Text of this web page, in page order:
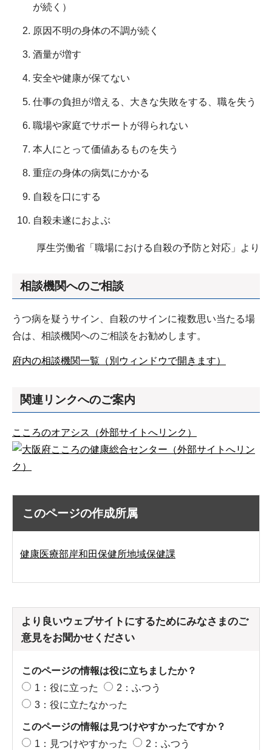
が続く）
原因不明の身体の不調が続く
酒量が増す
安全や健康が保てない
仕事の負担が増える、大きな失敗をする、職を失う
職場や家庭でサポートが得られない
本人にとって価値あるものを失う
重症の身体の病気にかかる
自殺を口にする
自殺未遂におよぶ
厚生労働省「職場における自殺の予防と対応」より
相談機関へのご相談
うつ病を疑うサイン、自殺のサインに複数思い当たる場
合は、相談機関へのご相談をお勧めします。
府内の相談機関一覧（別ウィンドウで開きます）
関連リンクへのご案内
こころのオアシス（外部サイトへリンク）
（外部サイトへリン
ク）
このページの作成所属
健康医療部岸和田保健所地域保健課
より良いウェブサイトにするためにみなさまのご
意見をお聞かせください
このページの情報は役に立ちましたか？
1：役に立った
2：ふつう
3：役に立たなかった
このページの情報は見つけやすかったですか？
1：見つけやすかった
2：ふつう